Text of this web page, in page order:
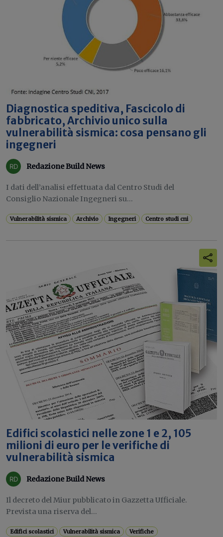
Diagnostica speditiva, Fascicolo di
fabbricato, Archivio unico sulla
vulnerabilità sismica: cosa pensano gli
ingegneri
Redazione Build News
I dati dell’analisi effettuata dal Centro Studi del
Consiglio Nazionale Ingegneri su...
Vulnerabilità sismica Archivio Ingegneri Centro studi cni
Edifici scolastici nelle zone 1 e 2, 105
milioni di euro per le verifiche di
vulnerabilità sismica
Redazione Build News
Il decreto del Miur pubblicato in Gazzetta Ufficiale.
Prevista una riserva del...
Edifici scolastici Vulnerabilità sismica
Verifiche